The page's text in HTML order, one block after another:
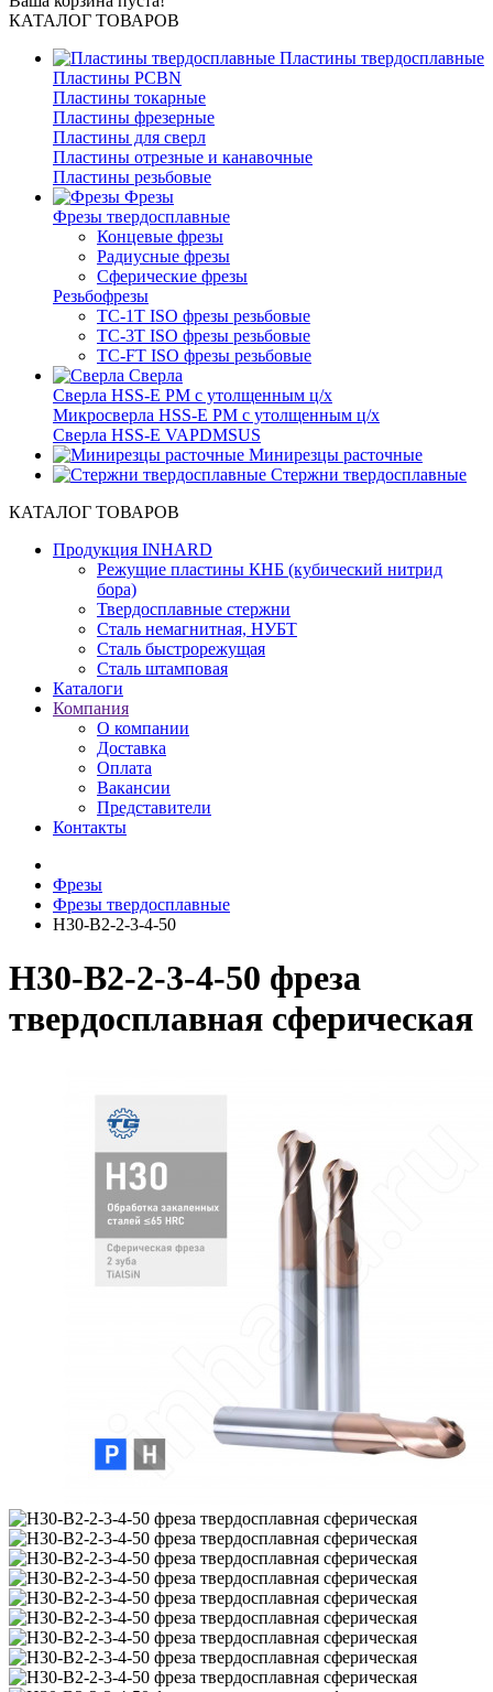
КАТАЛОГ ТОВАРОВ
Пластины твердосплавные
Пластины PCBN
Пластины токарные
Пластины фрезерные
Пластины для сверл
Пластины отрезные и канавочные
Пластины резьбовые
Фрезы
Фрезы твердосплавные
Концевые фрезы
Радиусные фрезы
Сферические фрезы
Резьбофрезы
TC-1T ISO фрезы резьбовые
TC-3T ISO фрезы резьбовые
TC-FT ISO фрезы резьбовые
Сверла
Cверла HSS-E PM c утолщенным ц/х
Микросверла HSS-E PM c утолщенным ц/х
Сверла HSS-E VAPDMSUS
Минирезцы расточные
Cтержни твердосплавные
КАТАЛОГ ТОВАРОВ
Продукция INHARD
Режущие пластины КНБ (кубический нитрид
бора)
Твердосплавные стержни
Сталь немагнитная, НУБТ
Сталь быстрорежущая
Сталь штамповая
Каталоги
Компания
О компании
Доставка
Оплата
Вакансии
Представители
Контакты
Фрезы
Фрезы твердосплавные
H30-B2-2-3-4-50
H30-B2-2-3-4-50 фреза
твердосплавная сферическая